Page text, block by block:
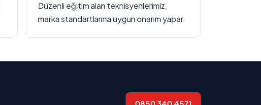
Düzenli eğitim alan teknisyenlerimiz,
marka standartlarına uygun onarım yapar.